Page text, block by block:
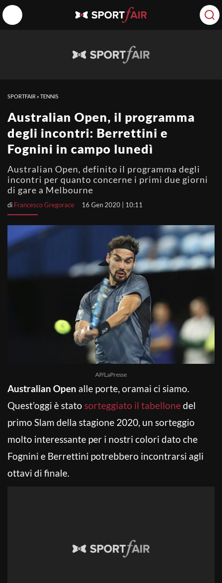
SPORTFAIR »TENNIS
Australian Open, il programma
degli incontri: Berrettini e
Fognini in campo lunedì
Australian Open, definito il programma degli
incontri per quanto concerne i primi due giorni
di gare a Melbourne
di Francesco Gregorace 16 Gen 2020 | 10:11
AP/LaPresse
Australian Open alle porte, oramai ci siamo.
Quest’oggi è stato sorteggiato il tabellonedel
primo Slam della stagione 2020, un sorteggio
molto interessante per i nostri colori dato che
Fognini e Berrettini potrebbero incontrarsi agli
ottavi di finale.